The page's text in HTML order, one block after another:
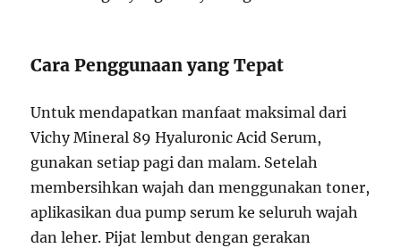
Cara Penggunaan yang Tepat
Untuk mendapatkan manfaat maksimal dari
Vichy Mineral 89 Hyaluronic Acid Serum,
gunakan setiap pagi dan malam. Setelah
membersihkan wajah dan menggunakan toner,
aplikasikan dua pump serum ke seluruh wajah
dan leher. Pijat lembut dengan gerakan